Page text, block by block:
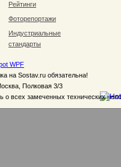
Рейтинги
Фоторепортажи
Индустриальные
стандарты
WPF
на Sostav.ru обязательна!
Полковая 3/3
о всех замеченных технических